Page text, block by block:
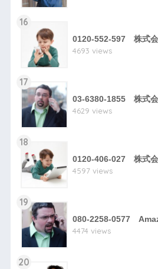
16
0120-552-597 株式
4693 views
17
03-6380-1855 株式会
4629 views
18
0120-406-027 株式
4597 views
19
080-2258-0577
4474 views
20